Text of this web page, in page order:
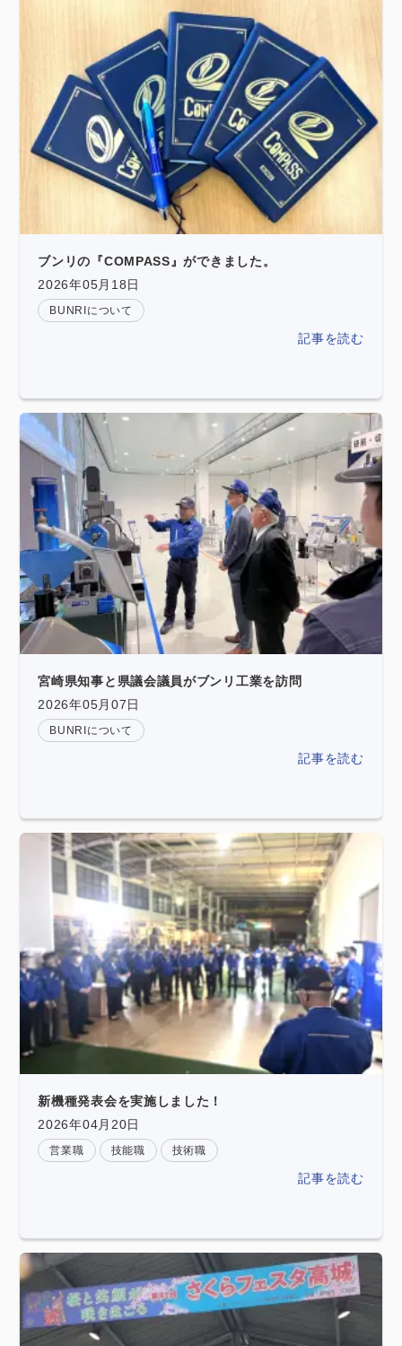
ブンリの『COMPASS』ができました。
2026年05月18日
BUNRIについて
記事を読む
宮崎県知事と県議会議員がブンリ工業を訪問
2026年05月07日
BUNRIについて
記事を読む
新機種発表会を実施しました！
2026年04月20日
営業職 技能職 技術職
記事を読む